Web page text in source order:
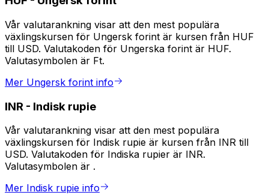
Vår valutarankning visar att den mest populära
växlingskursen för Ungersk forint är kursen från HUF
till USD. Valutakoden för Ungerska forint är HUF.
Valutasymbolen är Ft.
Mer Ungersk forint info
INR - Indisk rupie
Vår valutarankning visar att den mest populära
växlingskursen för Indisk rupie är kursen från INR till
USD. Valutakoden för Indiska rupier är INR.
Valutasymbolen är ₹.
Mer Indisk rupie info